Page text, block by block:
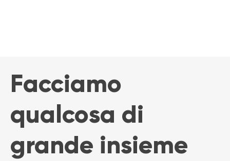
Facciamo
qualcosa di
grande insieme